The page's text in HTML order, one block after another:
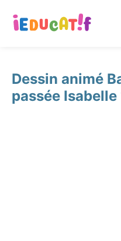
Dessin animé
passée Isabelle